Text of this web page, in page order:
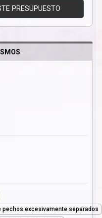
PRESUPUESTO
pechos excesivamente separados